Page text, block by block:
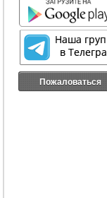
Пожаловаться